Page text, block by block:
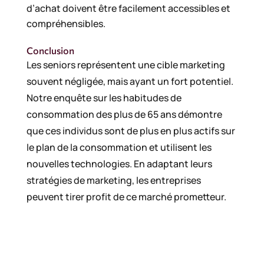
d’achat doivent être facilement accessibles et
compréhensibles.
Conclusion
Les seniors représentent une cible marketing
souvent négligée, mais ayant un fort potentiel.
Notre enquête sur les habitudes de
consommation des plus de 65 ans démontre
que ces individus sont de plus en plus actifs sur
le plan de la consommation et utilisent les
nouvelles technologies. En adaptant leurs
stratégies de marketing, les entreprises
peuvent tirer profit de ce marché prometteur.